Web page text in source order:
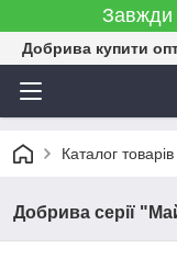
Завжди
Добрива купити
Каталог товарів
Добрива серії